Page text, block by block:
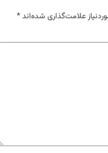
علامت‌گذاری شده‌اند*